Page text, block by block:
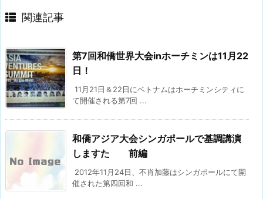
関連記事
第7回和僑世界大会inホーチミンは11月22
日！
11月21日＆22日にベトナムはホーチミンシティに
て開催される第7回 ...
和僑アジア大会シンガポールで基調講演
しますた 前編
2012年11月24日、不肖加藤はシンガポールにて開
催された第四回和 ...